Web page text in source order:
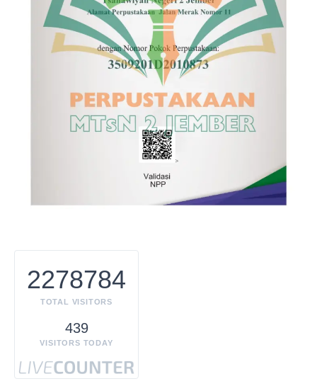
2278784
TOTAL VISITORS
439
VISITORS TODAY